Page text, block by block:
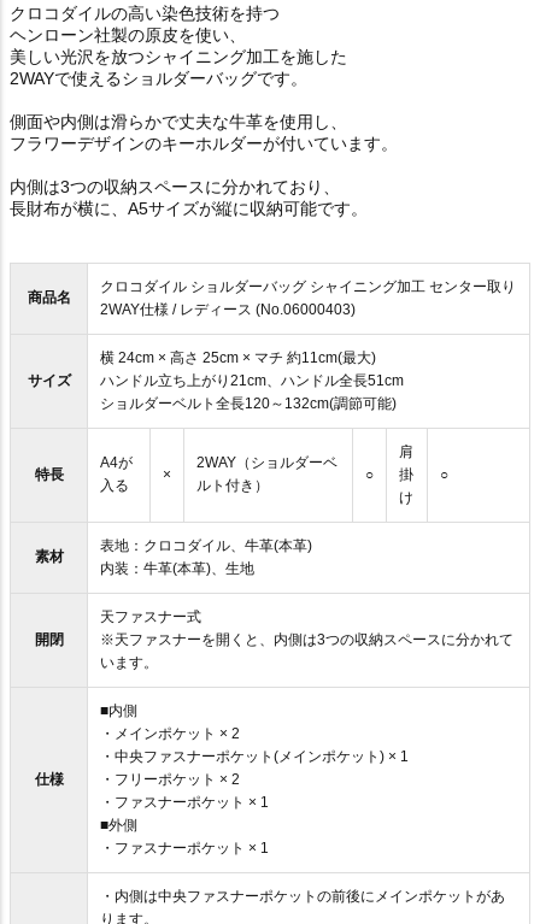
クロコダイルの高い染色技術を持つ
ヘンローン社製の原皮を使い、
美しい光沢を放つシャイニング加工を施した
2WAYで使えるショルダーバッグです。
側面や内側は滑らかで丈夫な牛革を使用し、
フラワーデザインのキーホルダーが付いています。
内側は3つの収納スペースに分かれており、
長財布が横に、A5サイズが縦に収納可能です。
商品名
クロコダイル ショルダーバッグ シャイニング加工 センター取り
2WAY仕様 / レディース (No.06000403)
サイズ
横 24cm × 高さ 25cm × マチ 約11cm(最大)
ハンドル立ち上がり21cm、ハンドル全長51cm
ショルダーベルト全長120～132cm(調節可能)
特長
A4が
入る
×
2WAY（ショルダーベ
ルト付き）
○
肩
掛
け
○
素材
表地：クロコダイル、牛革(本革)
内装：牛革(本革)、生地
開閉
天ファスナー式
※天ファスナーを開くと、内側は3つの収納スペースに分かれて
います。
仕様
■内側
・メインポケット × 2
・中央ファスナーポケット(メインポケット) × 1
・フリーポケット × 2
・ファスナーポケット × 1
■外側
・ファスナーポケット × 1
・内側は中央ファスナーポケットの前後にメインポケットがあ
ります。